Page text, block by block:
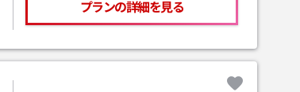
プランの詳細を見る